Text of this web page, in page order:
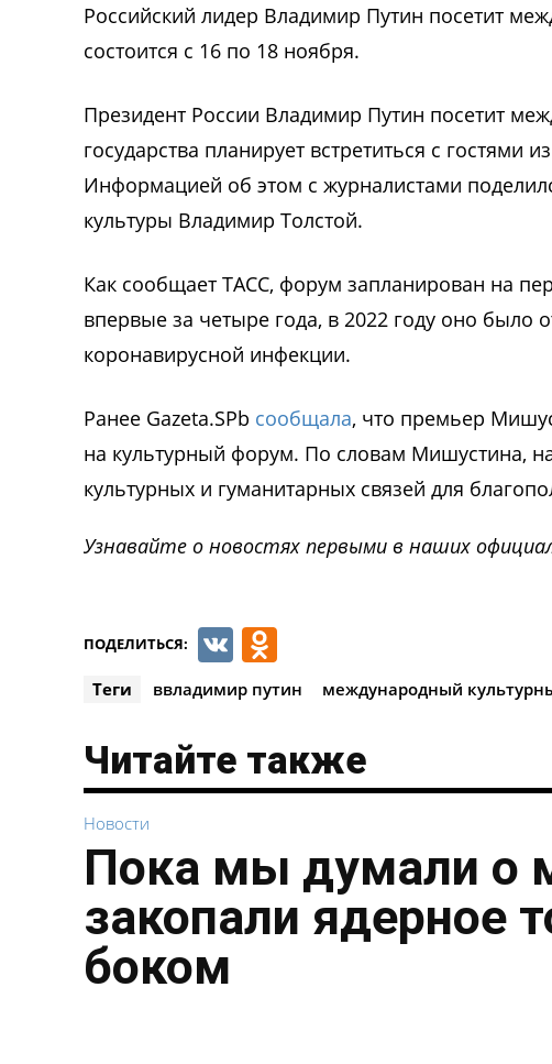
Российский лидер Владимир Путин посетит
состоится с 16 по 18 ноября.
Президент России Владимир Путин посетит
государства планирует встретиться с
Информацией об этом с журналистами
культуры Владимир Толстой.
Как сообщает ТАСС, форум запланирован на
впервые за четыре года, в 2022 году оно
коронавирусной инфекции.
Ранее Gazeta.SPb сообщала, что премьер
на культурный форум. По словам Мишустина,
культурных и гуманитарных связей для
Узнавайте о новостях первыми в наших
ПОДЕЛИТЬСЯ: VK
Теги ввладимир путин международный
Читайте также
Новости
Пока мы думали о
закопали ядерное
боком